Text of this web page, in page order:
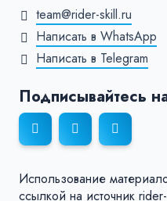
team@rider-skill.ru
Написать в WhatsApp
Написать в Telegram
Подписывайтесь
Использование
ссылкой на источник